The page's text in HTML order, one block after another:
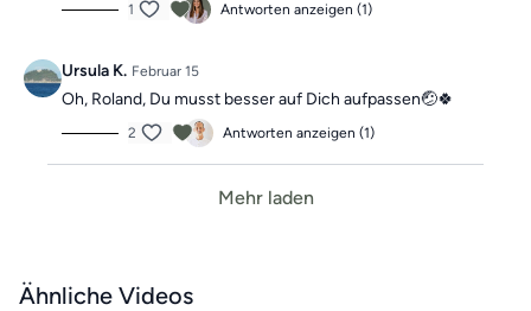
1 Antworten anzeigen (1)
Ursula K. Februar 15
Oh, Roland, Du musst besser auf Dich aufpassen🤕🍀
2 Antworten anzeigen (1)
Mehr laden
Ähnliche Videos